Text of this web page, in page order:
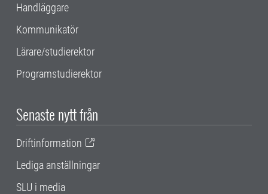
Handläggare
Kommunikatör
Lärare/studierektor
Programstudierektor
Senaste nytt från
Driftinformation
Lediga anställningar
SLU i media